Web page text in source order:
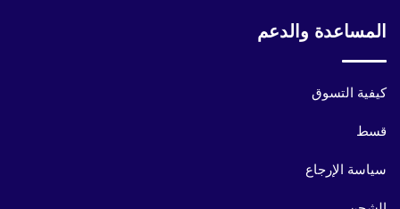
المساعدة والدعم
كيفية التسوق
قسط
سياسة الإرجاع